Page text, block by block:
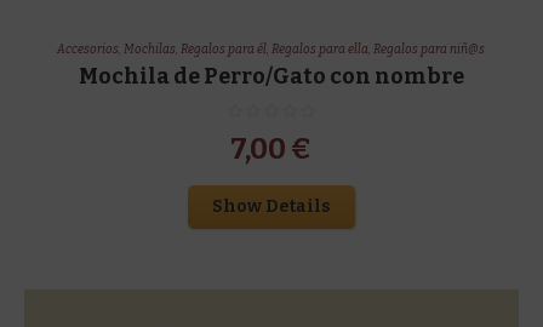
Accesorios,Mochilas,Regalos para él,Regalos para ella,Regalos para niñ@s
Mochila de Perro/Gato con nombre
7,00 €
Show Details